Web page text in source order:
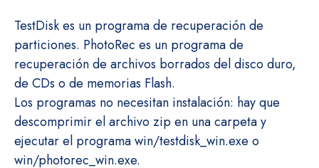
TestDisk es un programa de recuperación de
particiones. PhotoRec es un programa de
recuperación de archivos borrados del disco duro,
de CDs o de memorias Flash.
Los programas no necesitan instalación: hay que
descomprimir el archivo zip en una carpeta y
ejecutar el programa win/testdisk_win.exe o
win/photorec_win.exe.